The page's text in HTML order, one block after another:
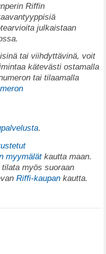
Riffin
julkaistaan
tai viihdyttävinä, voit
kätevästi ostamalla
tai tilaamalla
.
myymälätkautta maan.
myös suoraan
Riffi-kaupan kautta.